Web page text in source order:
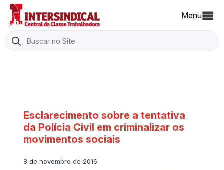
Menu
Search
for:
Esclarecimento sobre a tentativa
da Polícia Civil em criminalizar os
movimentos sociais
8 de novembro de 2016